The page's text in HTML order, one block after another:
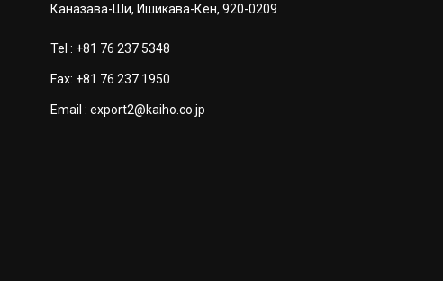
Каназава-Ши, Ишикава-Кен, 920-0209
Tel : +81 76 237 5348
Fax: +81 76 237 1950
Email : export2@kaiho.co.jp